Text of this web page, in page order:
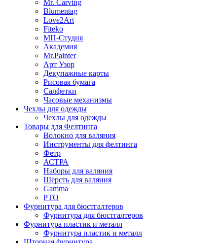
Mr. Carving
Blumentag
Love2Art
Fiteko
МП-Студия
Академия
Mr.Painter
Арт Узор
Декупажные карты
Рисовая бумага
Салфетки
Часовые механизмы
Чехлы для одежды
Чехлы для одежды
Товары для Фелтинга
Волокно для валяния
Инструменты для фелтинга
Фетр
АСТРА
Наборы для валяния
Шерсть для валяния
Gamma
РТО
Фурнитура для бюстгалтеров
Фурнитура для бюстгалтеров
Фурнитура пластик и металл
Фурнитура пластик и металл